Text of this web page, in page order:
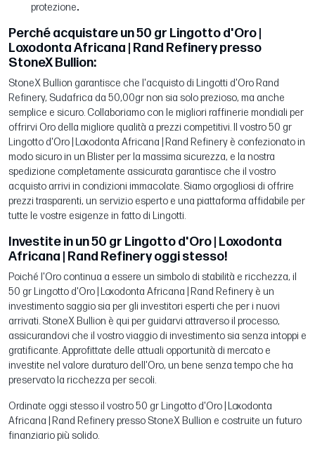
protezione.
Perché acquistare un 50 gr Lingotto d'Oro |
Loxodonta Africana | Rand Refinery presso
StoneX Bullion:
StoneX Bullion garantisce che l'acquisto di Lingotti d'Oro Rand
Refinery, Sudafrica da 50,00gr non sia solo prezioso, ma anche
semplice e sicuro. Collaboriamo con le migliori raffinerie mondiali per
offrirvi Oro della migliore qualità a prezzi competitivi. Il vostro 50 gr
Lingotto d'Oro | Loxodonta Africana | Rand Refinery è confezionato in
modo sicuro in un Blister per la massima sicurezza, e la nostra
spedizione completamente assicurata garantisce che il vostro
acquisto arrivi in condizioni immacolate. Siamo orgogliosi di offrire
prezzi trasparenti, un servizio esperto e una piattaforma affidabile per
tutte le vostre esigenze in fatto di Lingotti.
Investite in un 50 gr Lingotto d'Oro | Loxodonta
Africana | Rand Refinery oggi stesso!
Poiché l'Oro continua a essere un simbolo di stabilità e ricchezza, il
50 gr Lingotto d'Oro | Loxodonta Africana | Rand Refinery è un
investimento saggio sia per gli investitori esperti che per i nuovi
arrivati. StoneX Bullion è qui per guidarvi attraverso il processo,
assicurandovi che il vostro viaggio di investimento sia senza intoppi e
gratificante. Approfittate delle attuali opportunità di mercato e
investite nel valore duraturo dell'Oro, un bene senza tempo che ha
preservato la ricchezza per secoli.
Ordinate oggi stesso il vostro 50 gr Lingotto d'Oro | Loxodonta
Africana | Rand Refinery presso StoneX Bullion e costruite un futuro
finanziario più solido.